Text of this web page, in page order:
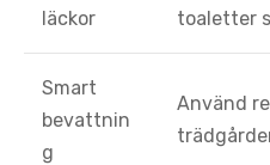
läckor
toaletter
Smart
bevattnin
g
Använd